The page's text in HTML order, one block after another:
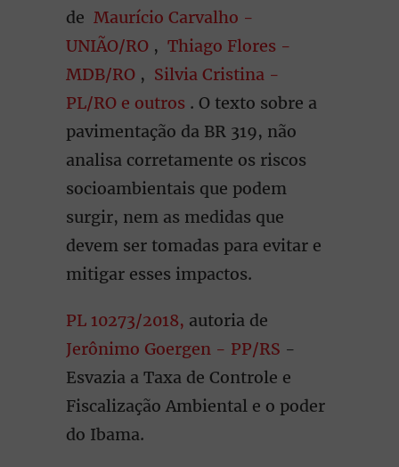
de Maurício Carvalho -
UNIÃO/RO , Thiago Flores -
MDB/RO , Silvia Cristina -
PL/RO e outros . O texto sobre a
pavimentação da BR 319, não
analisa corretamente os riscos
socioambientais que podem
surgir, nem as medidas que
devem ser tomadas para evitar e
mitigar esses impactos.
PL 10273/2018, autoria de
Jerônimo Goergen - PP/RS -
Esvazia a Taxa de Controle e
Fiscalização Ambiental e o poder
do Ibama.